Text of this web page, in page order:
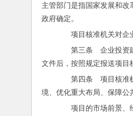
主管部门是指国家发展和
政府确定。
项目核准机关对企业
第三条　企业投资建
文件后，按照规定报送项目
第四条　项目核准机
境、优化重大布局、保障公
项目的市场前景、经